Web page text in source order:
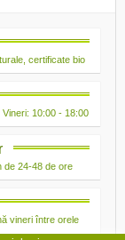
certificate bio
10:00 - 18:00
de 24-48 de ore
vineri între orele